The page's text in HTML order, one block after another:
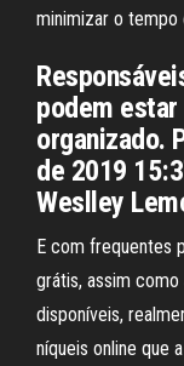
minimizar o tempo
podem
organizado.
de 2019
Weslley
E com frequentes
grátis, assim
disponíveis,
níqueis online que